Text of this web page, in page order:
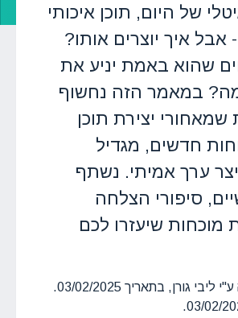
של היום, תוכן איכותי
איך יוצרים אותו?
שהוא באמת יניע את
במאמר הזה נחשוף
יצירת תוכן
חדשים, מגדיל
ערך אמיתי. נשתף
סיפורי הצלחה
מוכחות שיעזרו לכם
הכתבה פורסמה ע"י ליבי גורן, בתאריך 03/02/2025.